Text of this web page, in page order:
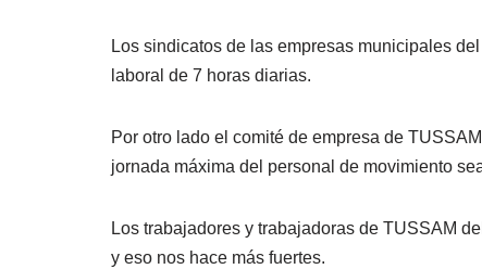
Los sindicatos de las empresas municipales
laboral de 7 horas diarias.
Por otro lado el comité de empresa de
jornada máxima del personal de movimiento
Los trabajadores y trabajadoras de TUSSAM
y eso nos hace más fuertes.